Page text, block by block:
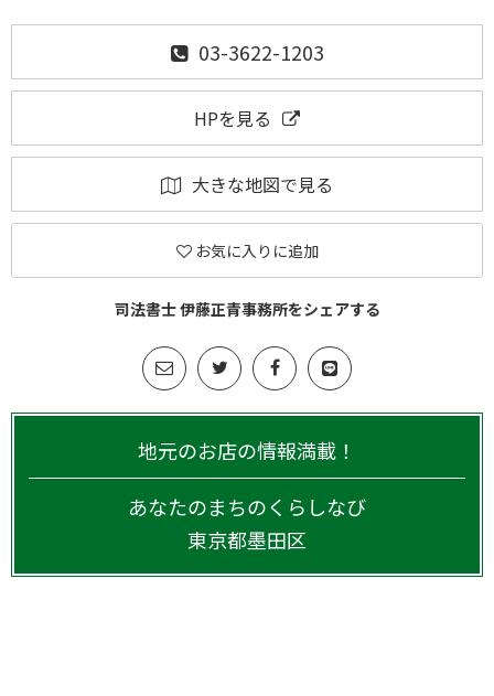
03-3622-1203
HPを見る
大きな地図で見る
お気に入りに追加
司法書士 伊藤正青事務所をシェアする
地元のお店の情報満載！
あなたのまちのくらしなび
東京都墨田区